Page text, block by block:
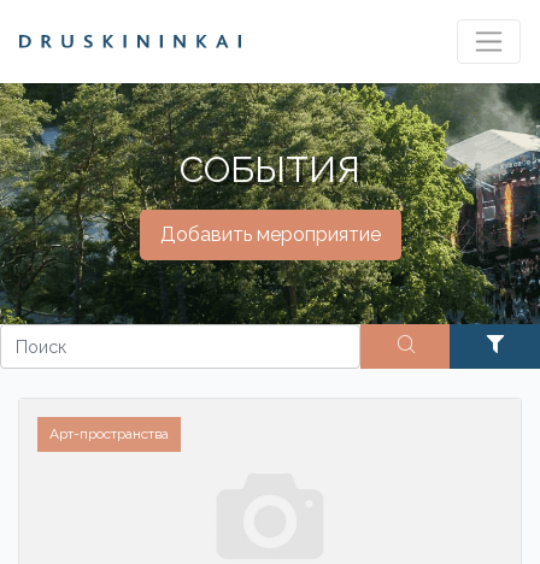
СОБЫТИЯ
Добавить мероприятие
Арт-пространства